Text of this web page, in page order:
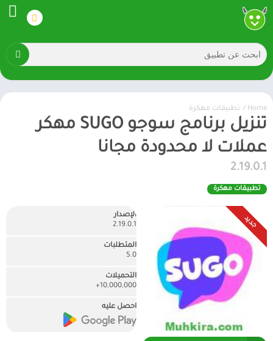
Home
/ تطبيقات مهكرة
تنزيل برنامج سوجو SUGO مهكر
عملات لا محدودة مجانا
2.19.0.1
تطبيقات مهكرة
جديد
الإصدار
2.19.0.1
المتطلبات
5.0
التحميلات
10,000,000+
احصل عليه